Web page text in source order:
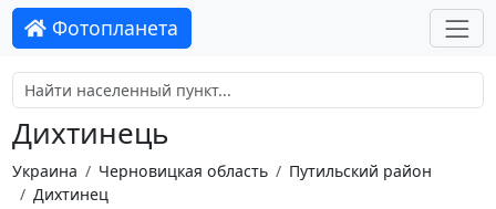
Фотопланета
Дихтинець
Украина Черновицкая область
Путильский район
Дихтинец